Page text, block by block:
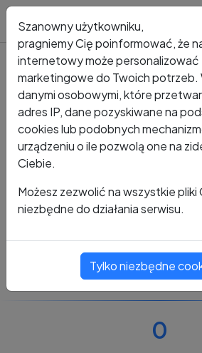
Kto dzwonił? Numer +48 324 401 178
+48 324
0
Szanowny użytkowniku,
pragniemy Cię poinformować, że
internetowy może personalizować
marketingowe do Twoich potrzeb.
danymi osobowymi, które
adres IP, dane pozyskiwane na
cookies lub podobnych
urządzeniu o ile pozwolą one na
Ciebie.
Możesz zezwolić na wszystkie
niezbędne do działania serwisu.
Tylko niezbędne